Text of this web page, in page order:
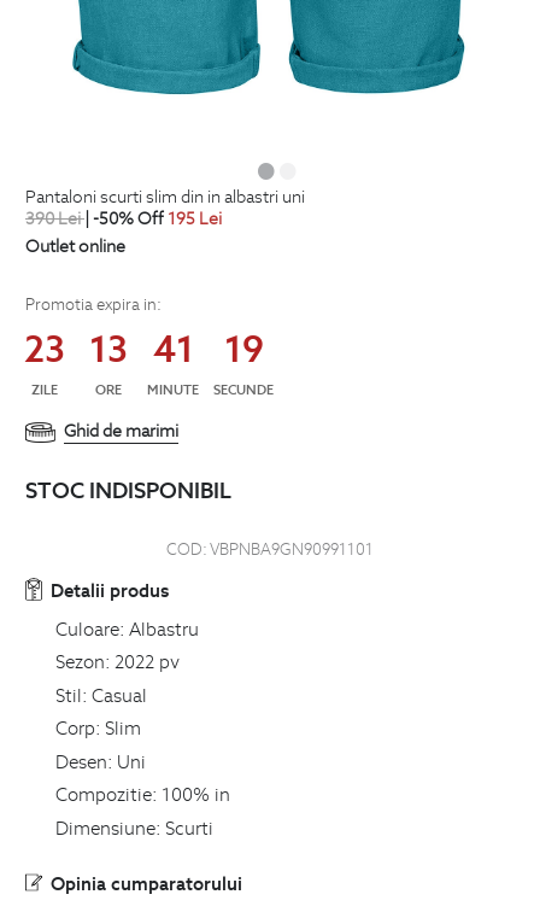
pantaloni scurti slim din in albastri uni
390Lei | -50% Off 195 Lei
Outlet online
Promotia expira in:
23
ZILE
13
ORE
41
MINUTE
19
SECUNDE
Ghid de marimi
STOC INDISPONIBIL
COD:VBPNBA9GN90991101
Detalii produs
Culoare: Albastru
Sezon: 2022 pv
Stil: Casual
Corp: Slim
Desen: Uni
Compozitie: 100% in
Dimensiune: Scurti
Opinia cumparatorului